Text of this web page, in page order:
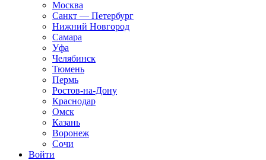
Москва
Санкт — Петербург
Нижний Новгород
Самара
Уфа
Челябинск
Тюмень
Пермь
Ростов-на-Дону
Краснодар
Омск
Казань
Воронеж
Сочи
Войти